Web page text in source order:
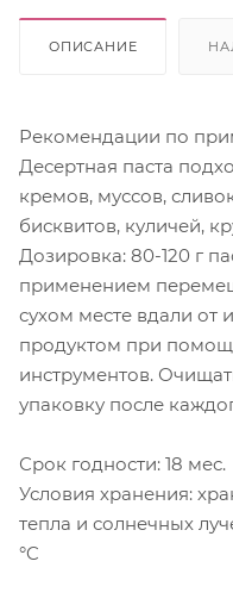
ОПИСАНИЕ
Рекомендации по
Десертная паста
кремов, муссов,
бисквитов, куличей,
Дозировка: 80-120 г
применением
сухом месте вдали от
продуктом при
инструментов.
упаковку после
Срок годности: 18 мес.
Условия хранения:
тепла и солнечных
°C